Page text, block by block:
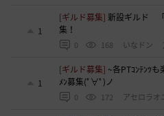
1
[ギルド募集]新設ギルド
集！
0 168 いなドン
1
[ギルド募集] ~各PTｺﾝﾃﾝﾂ
ﾒﾝ募集(ﾟ∀ﾟ)ノ
0 172 アセロラオ